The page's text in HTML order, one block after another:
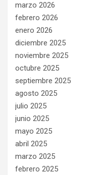
marzo 2026
febrero 2026
enero 2026
diciembre 2025
noviembre 2025
octubre 2025
septiembre 2025
agosto 2025
julio 2025
junio 2025
mayo 2025
abril 2025
marzo 2025
febrero 2025